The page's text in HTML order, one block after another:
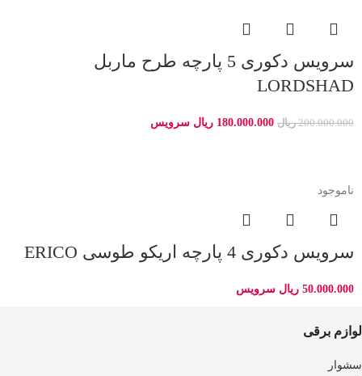
سرویس دکوری 5 پارچه طرح ماربل
LORDSHAD
200.000.000 ریال 180.000.000 ریال سرویس
ناموجود
سرویس دکوری 4 پارچه اریکو طوسی ERICO
50.000.000 ریال سرویس
لوازم برقی
سشوار